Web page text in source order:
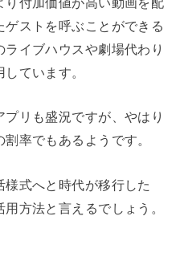
ストを呼ぶことができる
イブハウスや劇場代わり
ています。
リも盛況ですが、やはり
率でもあるようです。
式へと時代が移行した
方法と言えるでしょう。